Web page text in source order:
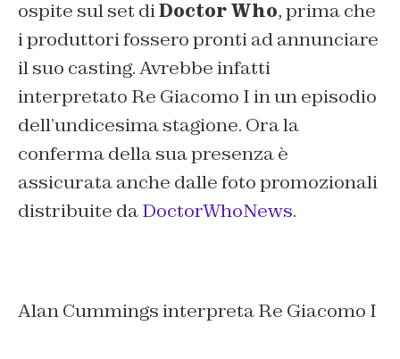
ospite sul set diDoctor Who, prima che
i produttori fossero pronti ad annunciare
il suo casting. Avrebbe infatti
interpretato Re Giacomo I in un episodio
dell’undicesima stagione. Ora la
conferma della sua presenza è
assicurata anche dalle foto promozionali
distribuite daDoctorWhoNews.
Alan Cummings interpreta Re Giacomo I